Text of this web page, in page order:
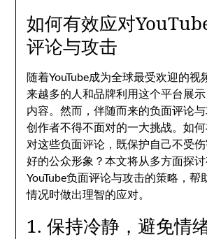
如何有效应对
评论与攻击
随着YouTube成为全球最受欢迎的视
来越多的人和品牌利用这个平台展
内容。然而，伴随而来的负面评论
创作者不得不面对的一大挑战。如何
对这些负面评论，既保护自己不受
好的公众形象？本文将从多方面探
YouTube负面评论与攻击的策略，帮
情况时做出理智的应对。
1. 保持冷静，避免情